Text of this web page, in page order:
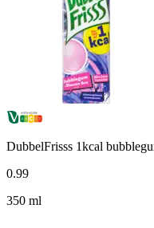
DubbelFrisss 1kcal
0.99
350 ml